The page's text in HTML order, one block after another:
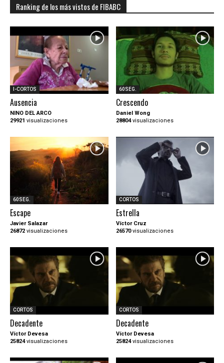
Ranking de los más vistos de FIBABC
I-CORTOS
Ausencia
NINO DEL ARCO
29921 visualizaciones
60SEG.
Crescendo
Daniel Wong
28804visualizaciones
60SEG.
Escape
Javier Salazar
26872 visualizaciones
CORTOS
Estrella
Víctor Cruz
26570visualizaciones
CORTOS
Decadente
Víctor Devesa
25824visualizaciones
CORTOS
Decadente
Víctor Devesa
25824visualizaciones